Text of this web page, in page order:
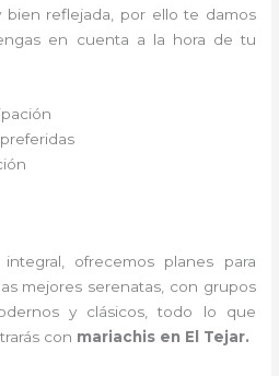
bien reflejada, por ello te damos
en cuenta a la hora de tu
ofrecemos planes para
mejores serenatas, con grupos
y clásicos, todo lo que
con mariachis en El Tejar.